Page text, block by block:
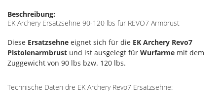
Beschreibung:
EK Archery Ersatzsehne 90-120 lbs für REVO7 Armbrust
Diese Ersatzsehne eignet sich für die EK Archery Revo7
Pistolenarmbrust und ist ausgelegt für Wurfarme mit dem
Zuggewicht von 90 lbs bzw. 120 lbs.
Technische Daten dre EK Archery Revo7 Ersatzsehne: